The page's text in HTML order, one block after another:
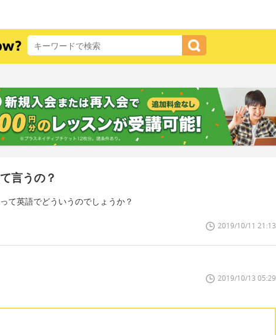
言うの？
て英語でどういうのでしょうか？
2019/10/11 21:13
2019/10/13 05:29